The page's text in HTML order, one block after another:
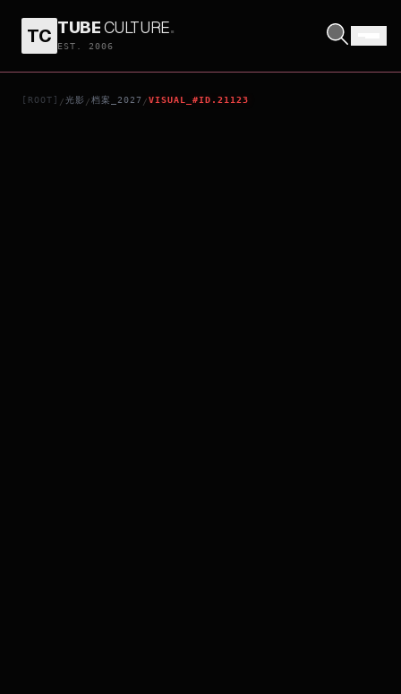
TC TUBECULTURE.
EST. 2006
[ROOT] /光影 /档案_2027 /VISUAL_#ID.21123
SONIC THE HEDGEHOG 4